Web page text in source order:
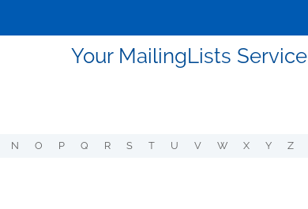
Your MailingLists Service
N O P Q R S T U V W X Y Z